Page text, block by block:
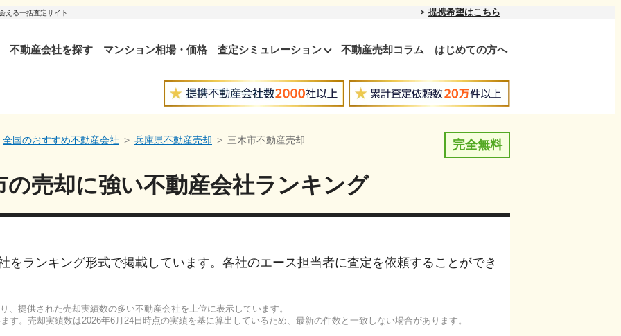
える一括査定サイト 提携希望はこちら
不動産会社を探す マンション相場・価格 査定シミュレーション 不動産売却コラム はじめての方へ
全国のおすすめ不動産会社 兵庫県不動産売却 三木市不動産売却 完全無料
の売却に強い不動産会社ランキング
をランキング形式で掲載しています。各社のエース担当者に査定を依頼することができ
、提供された売却実績数の多い不動産会社を上位に表示しています。
す。売却実績数は2026年6月24日 時点の実績を基に算出しているため、最新の件数と一致しない場合があります。